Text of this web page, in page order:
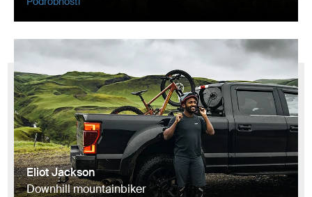
Eliot Jackson
Downhill mountainbiker